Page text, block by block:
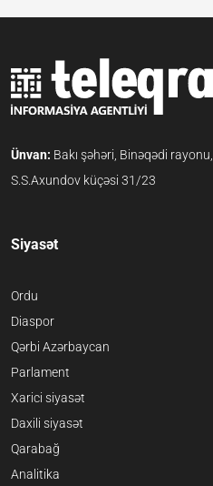
Ünvan: Bakı şəhəri, Binəqədi rayonu,
S.S.Axundov küçəsi 31/23
Siyasət
Ordu
Diaspor
Qərbi Azərbaycan
Parlament
Xarici siyasət
Daxili siyasət
Qarabağ
Analitika